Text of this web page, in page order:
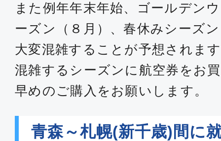
また例年年末年始、ゴールデン
ーズン（８月）、春休みシーズ
大変混雑することが予想されま
混雑するシーズンに航空券をお
早めのご購入をお願いします。
青森～札幌(新千歳)間に